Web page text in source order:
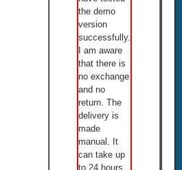
the demo
version
successfully.
I am aware
that there is
no exchange
and no
return. The
delivery is
made
manual. It
can take up
to 24 hours